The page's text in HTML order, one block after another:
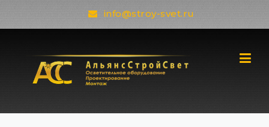
info@stroy-svet.ru